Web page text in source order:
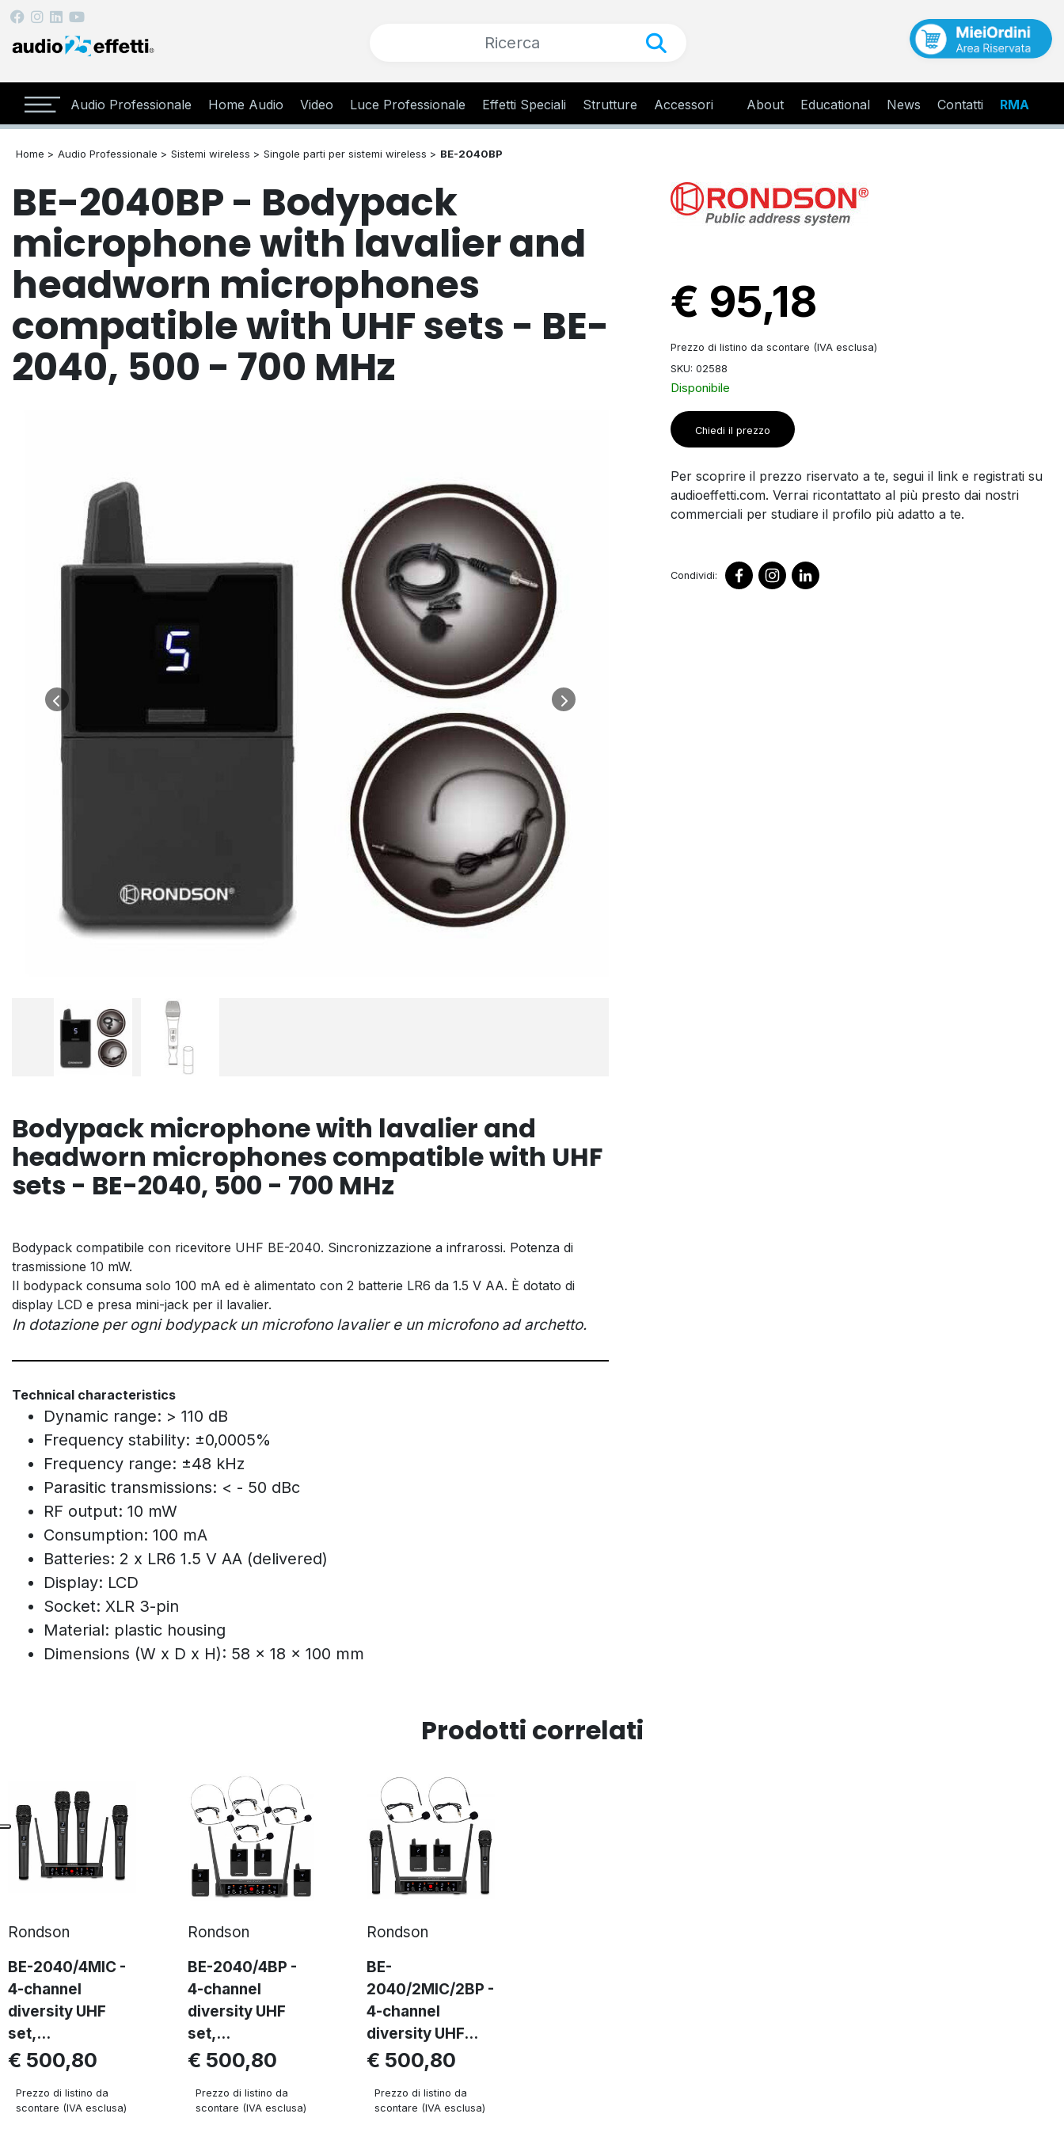
Audio Professionale Home Audio Video Luce Professionale Effetti Speciali Strutture Accessori About Educational News Contatti RMA
Home > Audio Professionale > Sistemi wireless > Singole parti per sistemi wireless > BE-2040BP
BE-2040BP - Bodypack
microphone with lavalier and
headworn microphones
compatible with UHF sets - BE-
2040, 500 - 700 MHz
Bodypack microphone with lavalier and
headworn microphones compatible with UHF
sets - BE-2040, 500 - 700 MHz
Bodypack compatibile con ricevitore UHF BE-2040. Sincronizzazione a infrarossi. Potenza di
trasmissione 10 mW.
Il bodypack consuma solo 100 mA ed è alimentato con 2 batterie LR6 da 1.5 V AA. È dotato di
display LCD e presa mini-jack per il lavalier.
In dotazione per ogni bodypack un microfono lavalier e un microfono ad archetto.
Technical characteristics
Dynamic range: > 110 dB
Frequency stability: ±0,0005%
Frequency range: ±48 kHz
Parasitic transmissions: < - 50 dBc
RF output: 10 mW
Consumption: 100 mA
Batteries: 2 x LR6 1.5 V AA (delivered)
Display: LCD
Socket: XLR 3-pin
Material: plastic housing
Dimensions (W x D x H): 58 x 18 x 100 mm
€ 95,18
Prezzo di listino da scontare (IVA esclusa)
SKU: 02588
Disponibile
Chiedi il prezzo
Per scoprire il prezzo riservato a te, segui il link e registrati su
audioeffetti.com. Verrai ricontattato al più presto dai nostri
commerciali per studiare il profilo più adatto a te.
Condividi:
Prodotti correlati
Rondson
BE-2040/4MIC -
4-channel
diversity UHF
set,...
€ 500,80
Prezzo di listino da
scontare (IVA esclusa)
Rondson
BE-2040/4BP -
4-channel
diversity UHF
set,...
€ 500,80
Prezzo di listino da
scontare (IVA esclusa)
Rondson
BE-
2040/2MIC/2BP -
4-channel
diversity UHF...
€ 500,80
Prezzo di listino da
scontare (IVA esclusa)